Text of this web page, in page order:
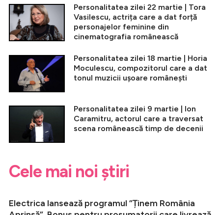
Personalitatea zilei 22 martie | Tora
Vasilescu, actrița care a dat forță
personajelor feminine din
cinematografia românească
Personalitatea zilei 18 martie | Horia
Moculescu, compozitorul care a dat
tonul muzicii ușoare românești
Personalitatea zilei 9 martie | Ion
Caramitru, actorul care a traversat
scena românească timp de decenii
Cele mai noi știri
Electrica lansează programul ”Ținem România